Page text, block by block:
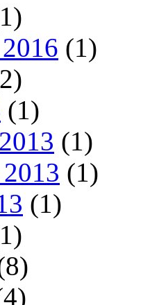
(1)
(1)
(1)
(1)
(1)